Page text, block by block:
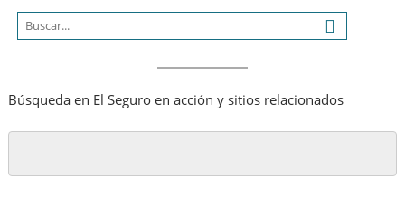
Búsqueda en El Seguro en acción y sitios relacionados